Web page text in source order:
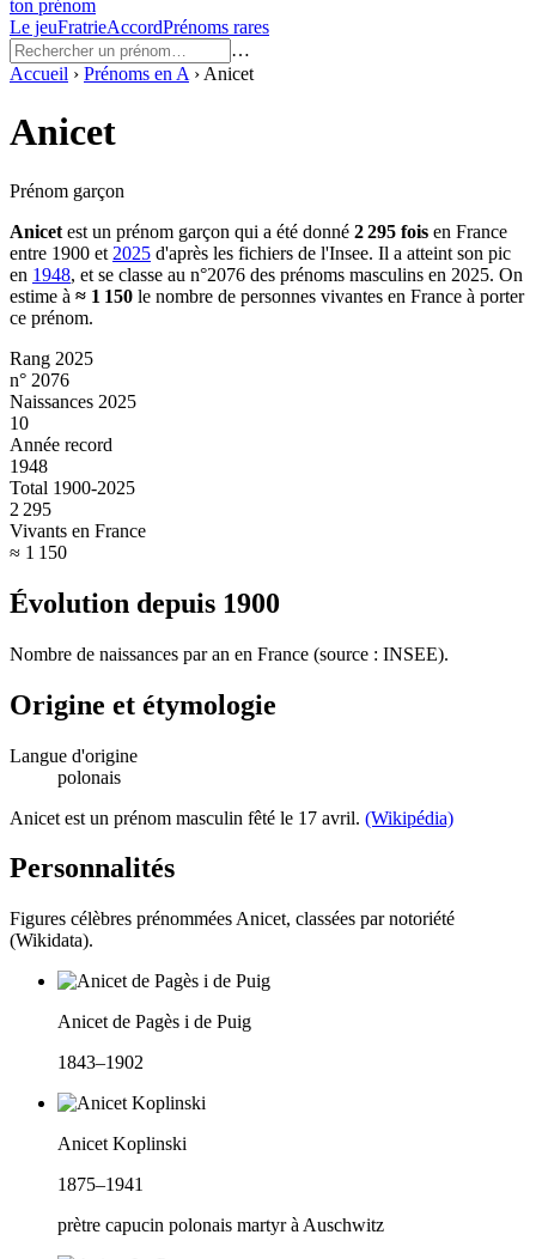
ton prénom
Le jeuFratrieAccordPrénoms rares
…
Accueil › Prénoms en A › Anicet
Anicet
Prénom garçon
Anicet est un prénom garçon qui a été donné 2 295 fois en France
entre 1900 et 2025 d'après les fichiers de l'Insee. Il a atteint son pic
en 1948, et se classe au n°2076 des prénoms masculins en 2025. On
estime à ≈ 1 150 le nombre de personnes vivantes en France à porter
ce prénom.
Rang 2025
n° 2076
Naissances 2025
10
Année record
1948
Total 1900-2025
2 295
Vivants en France
≈ 1 150
Évolution depuis 1900
Nombre de naissances par an en France (source : INSEE).
Origine et étymologie
Langue d'origine
polonais
Anicet est un prénom masculin fêté le 17 avril. (Wikipédia)
Personnalités
Figures célèbres prénommées Anicet, classées par notoriété
(Wikidata).
Anicet de Pagès i de Puig
1843–1902
Anicet Koplinski
1875–1941
prètre capucin polonais martyr à Auschwitz